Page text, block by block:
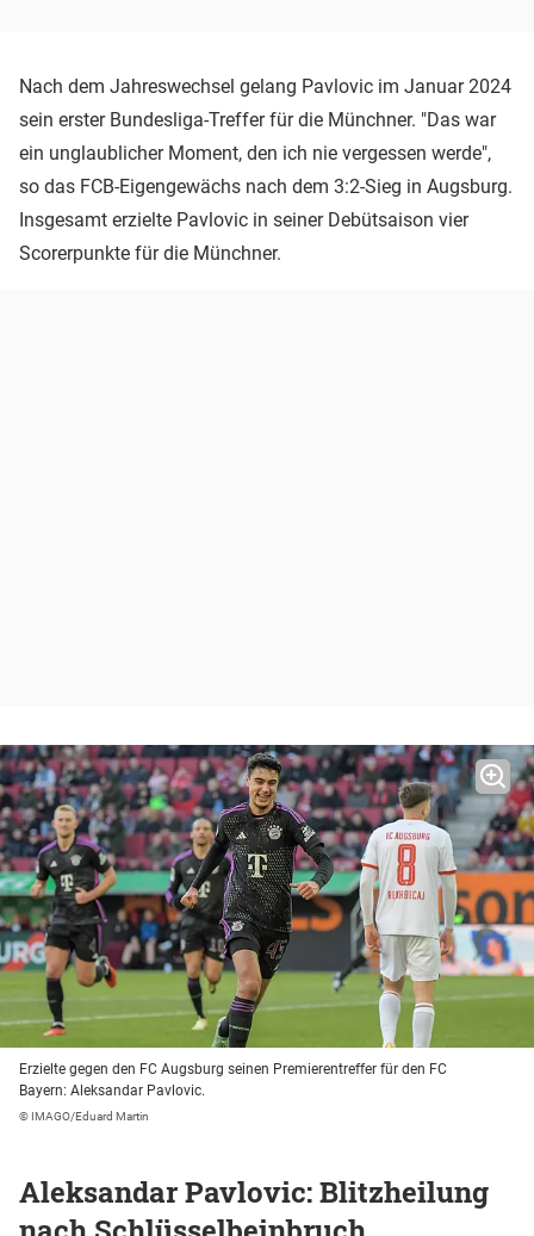
Nach dem Jahreswechsel gelang Pavlovic im Januar 2024
sein erster Bundesliga-Treffer für die Münchner. "Das war
ein unglaublicher Moment, den ich nie vergessen werde",
so das FCB-Eigengewächs nach dem 3:2-Sieg in Augsburg.
Insgesamt erzielte Pavlovic in seiner Debütsaison vier
Scorerpunkte für die Münchner.
Erzielte gegen den FC Augsburg seinen Premierentreffer für den FC
Bayern: Aleksandar Pavlovic.
© IMAGO/Eduard Martin
Aleksandar Pavlovic: Blitzheilung